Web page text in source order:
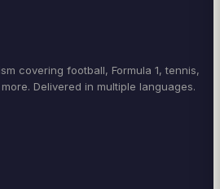
covering football, Formula 1, tennis,
Delivered in multiple languages.